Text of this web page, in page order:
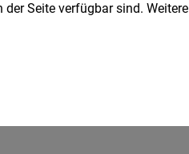
Seite verfügbar sind. Weitere